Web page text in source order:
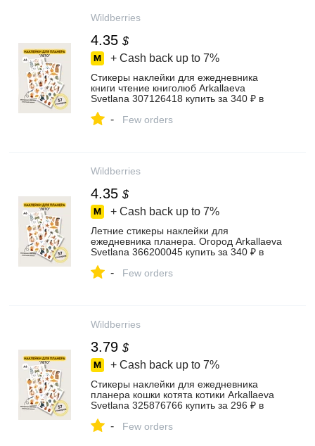
Wildberries
4.35 $
+ Cash back up to 7%
Стикеры наклейки для ежедневника
книги чтение книголюб Arkallaeva
Svetlana 307126418 купить за 340 ₽ в
- Few orders
Wildberries
4.35 $
+ Cash back up to 7%
Летние стикеры наклейки для
ежедневника планера. Огород Arkallaeva
Svetlana 366200045 купить за 340 ₽ в
- Few orders
Wildberries
3.79 $
+ Cash back up to 7%
Стикеры наклейки для ежедневника
планера кошки котята котики Arkallaeva
Svetlana 325876766 купить за 296 ₽ в
- Few orders